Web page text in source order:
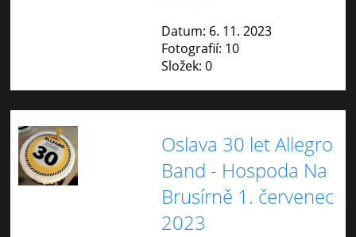
Datum: 6. 11. 2023
Fotografií: 10
Složek: 0
Oslava 30 let Allegro
Band - Hospoda Na
Brusírně 1. červenec
2023